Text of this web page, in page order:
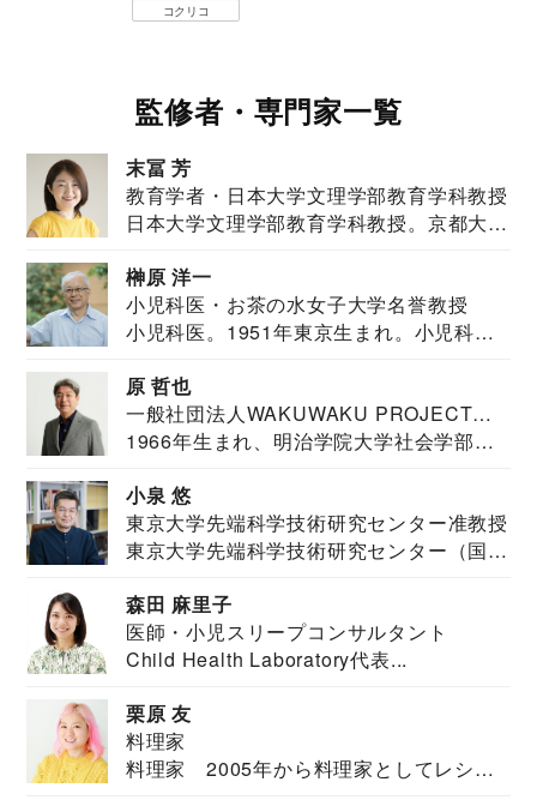
コクリコ
監修者・専門家一覧
末冨 芳
教育学者・日本大学文理学部教育学科教授
日本大学文理学部教育学科教授。京都大学
榊原 洋一
小児科医・お茶の水女子大学名誉教授
小児科医。1951年東京生まれ。小児科
原 哲也
一般社団法人WAKUWAKU PROJECT
JAPAN代表・言語聴覚士・社会福祉士
1966年生まれ、明治学院大学社会学部福
小泉 悠
東京大学先端科学技術研究センター准教授
東京大学先端科学技術研究センター（国際
森田 麻里子
医師・小児スリープコンサルタント
Child Health Laboratory代表...
栗原 友
料理家
料理家 2005年から料理家としてレシピ